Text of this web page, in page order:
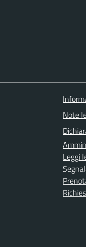
Note
Leggi